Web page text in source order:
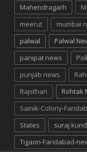
Mahendragarh
meerut
mumbai
palwal
Palwal
panipat news
punjab news
Rajsthan
Rohtak
Sainik-Colony-
States
suraj kund
Tigaon-Faridabad-